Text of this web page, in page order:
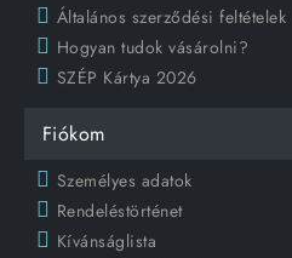
Általános szerződési feltételek
Hogyan tudok vásárolni?
SZÉP Kártya 2026
Fiókom
Személyes adatok
Rendeléstörténet
Kívánságlista